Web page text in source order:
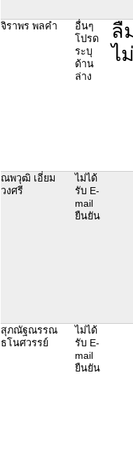
จิราพร พลคำ
อื่นๆ
โปรด
ระบุ
ด้าน
ล่าง
ลื
ไ
ณพวุฒิ เอี่ยม
วงศรี
ไม่ได้
รับ E-
mail
ยืนยัน
สุภณัฐณรรณ
ธโนศวรรย์
ไม่ได้
รับ E-
mail
ยืนยัน